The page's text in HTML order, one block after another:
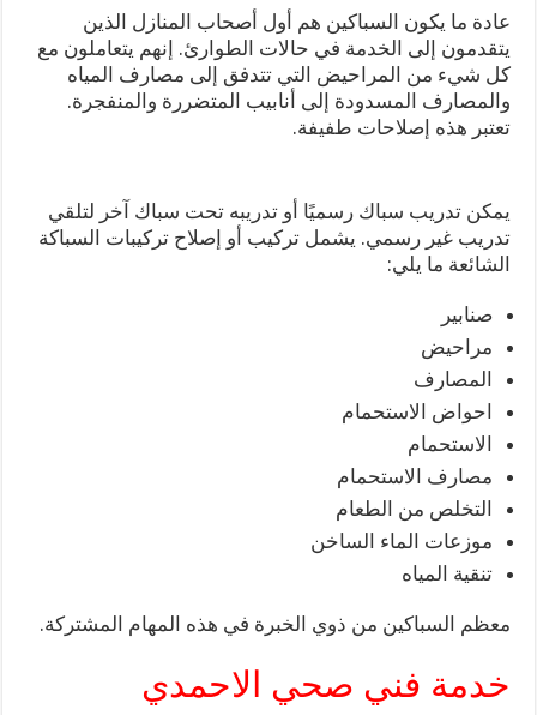
عادة ما يكون السباكين هم أول أصحاب المنازل الذين
يتقدمون إلى الخدمة في حالات الطوارئ. إنهم يتعاملون مع
كل شيء من المراحيض التي تتدفق إلى مصارف المياه
والمصارف المسدودة إلى أنابيب المتضررة والمنفجرة.
تعتبر هذه إصلاحات طفيفة.
يمكن تدريب سباك رسميًا أو تدريبه تحت سباك آخر لتلقي
تدريب غير رسمي. يشمل تركيب أو إصلاح تركيبات السباكة
الشائعة ما يلي:
صنابير
مراحيض
المصارف
احواض الاستحمام
الاستحمام
مصارف الاستحمام
التخلص من الطعام
موزعات الماء الساخن
تنقية المياه
معظم السباكين من ذوي الخبرة في هذه المهام المشتركة.
خدمة فني صحي الاحمدي